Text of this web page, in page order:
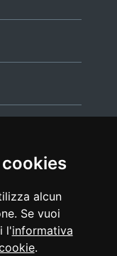
alcun
Se vuoi
l'informativa
.